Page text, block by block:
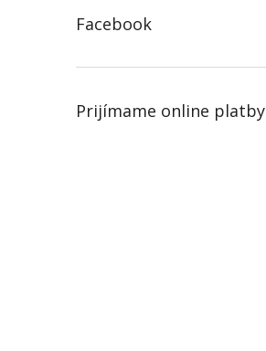
Facebook
Prijímame online platby